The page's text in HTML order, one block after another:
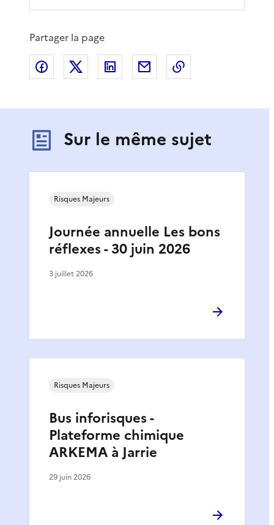
Partager la page
Partager sur Facebook
Partager sur XPartager sur LinkedIn
Partager par email
Sur le même sujet
Journée annuelle Les bons
réflexes - 30 juin 2026
Risques Majeurs
3 juillet 2026
Bus inforisques -
Plateforme chimique
ARKEMA à Jarrie
Risques Majeurs
29 juin 2026